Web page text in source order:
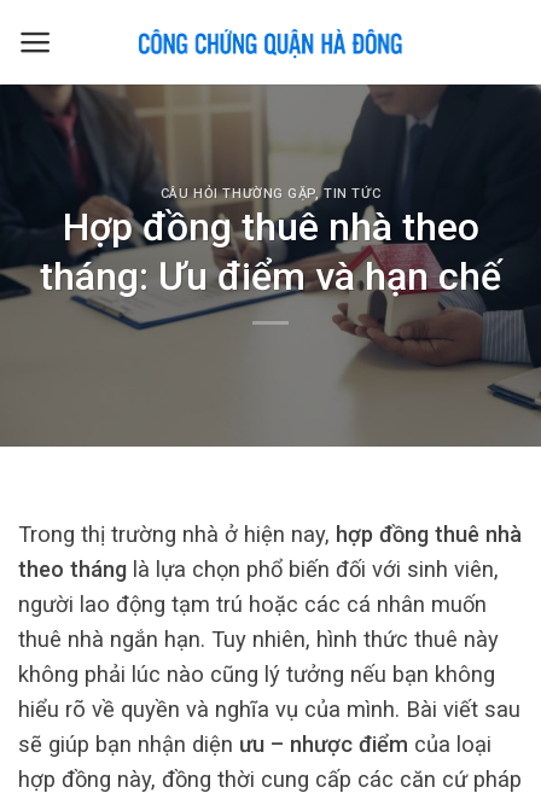
CÂU HỎI THƯỜNG GẶP,TIN TỨC
Hợp đồng thuê nhà theo
tháng: Ưu điểm và hạn chế
Trong thị trường nhà ở hiện nay, hợp đồng thuê nhà
theo tháng là lựa chọn phổ biến đối với sinh viên,
người lao động tạm trú hoặc các cá nhân muốn
thuê nhà ngắn hạn. Tuy nhiên, hình thức thuê này
không phải lúc nào cũng lý tưởng nếu bạn không
hiểu rõ về quyền và nghĩa vụ của mình. Bài viết sau
sẽ giúp bạn nhận diện ưu – nhược điểm của loại
hợp đồng này, đồng thời cung cấp các căn cứ pháp